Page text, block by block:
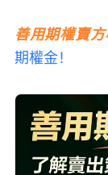
善用期權賣
期權金！